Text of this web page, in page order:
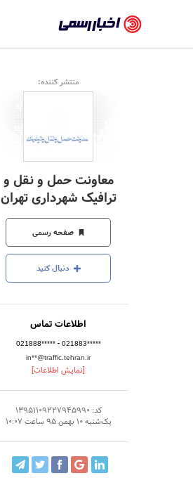
رسمی
-
اخبار
شده
شرکت‌ها،
سازمان‌ها
و
روابط
عمومی‌ها
منتشر کننده:
معاونت حمل و نقل و
ترافیک شهرداری تهران
صفحه رسمی
دنبال کنید
اطلاعات تماس
021888***** - 021883*****
in**@traffic.tehran.ir
[نمایش اطلاعات]
کد: 13951109227945990
یک‌شنبه 10 بهمن 95 ساعت 10:07